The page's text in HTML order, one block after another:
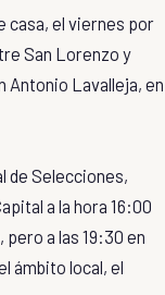
casa, el viernes por
San Lorenzo y
Antonio Lavalleja, en
de Selecciones,
a la hora 16:00
a las 19:30 en
ámbito local, el